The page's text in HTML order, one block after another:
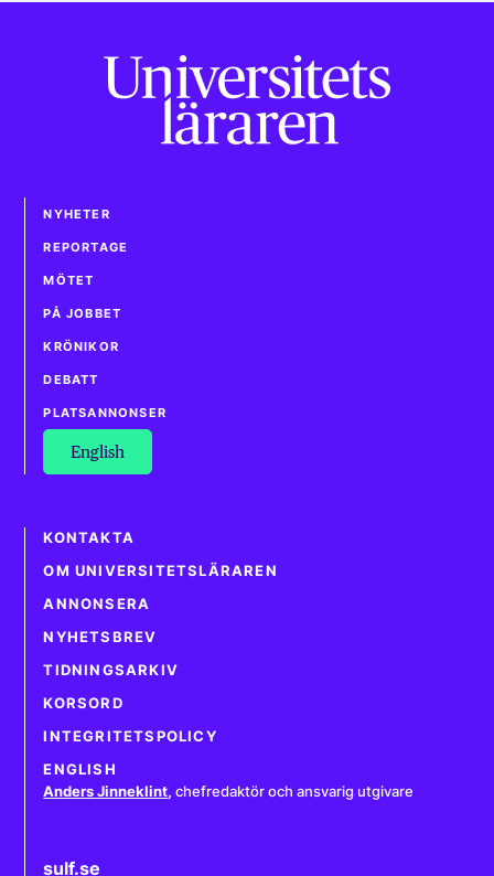
NYHETER
REPORTAGE
MÖTET
PÅ JOBBET
KRÖNIKOR
DEBATT
PLATSANNONSER
English
KONTAKTA
OM UNIVERSITETSLÄRAREN
ANNONSERA
NYHETSBREV
TIDNINGSARKIV
KORSORD
INTEGRITETSPOLICY
ENGLISH
Anders Jinneklint, chefredaktör och ansvarig utgivare
sulf.se